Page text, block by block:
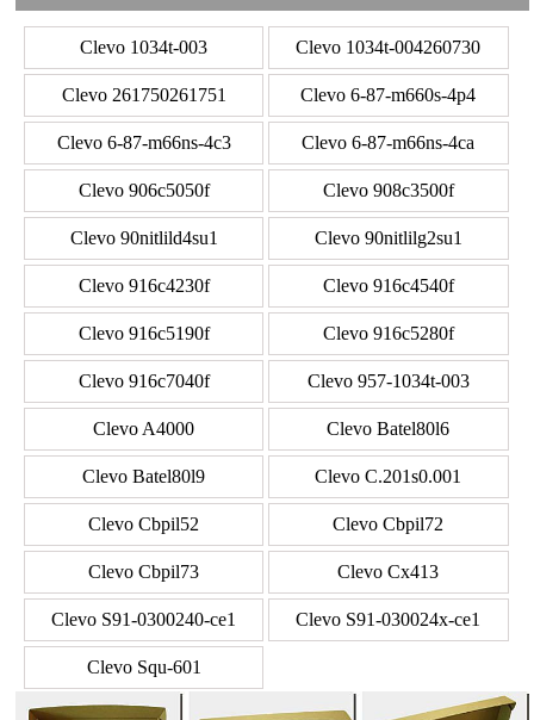
Clevo 1034t-003 Clevo 1034t-004260730
Clevo 261750261751 Clevo 6-87-m660s-4p4
Clevo 6-87-m66ns-4c3 Clevo 6-87-m66ns-4ca
Clevo 906c5050f Clevo 908c3500f
Clevo 90nitlild4su1 Clevo 90nitlilg2su1
Clevo 916c4230f Clevo 916c4540f
Clevo 916c5190f Clevo 916c5280f
Clevo 916c7040f Clevo 957-1034t-003
Clevo A4000 Clevo Batel80l6
Clevo Batel80l9 Clevo C.201s0.001
Clevo Cbpil52 Clevo Cbpil72
Clevo Cbpil73 Clevo Cx413
Clevo S91-0300240-ce1 Clevo S91-030024x-ce1
Clevo Squ-601